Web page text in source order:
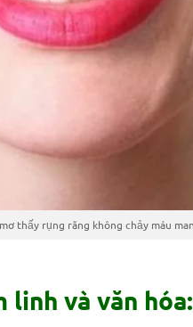
thấy rụng răng không chảy máu
linh và văn